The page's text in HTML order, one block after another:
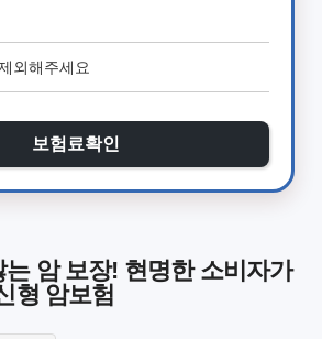
보험료확인
는 암 보장! 현명한 소비자가
형 암보험